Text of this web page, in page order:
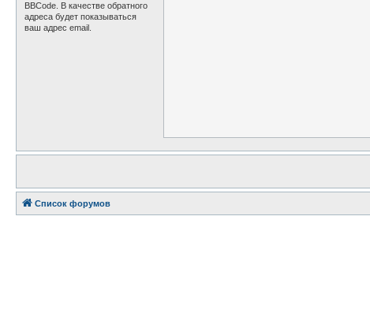
BBCode. В качестве обратного
адреса будет показываться
ваш адрес email.
Список форумов